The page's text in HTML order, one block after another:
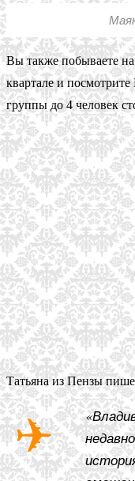
Вы также побываете
квартале и
группы до 4 человек
Татьяна из Пензы